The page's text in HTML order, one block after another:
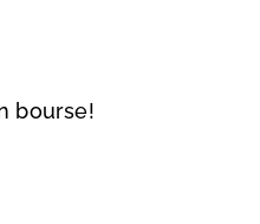
bourse!